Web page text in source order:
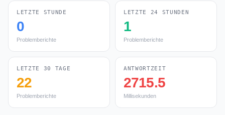
LETZTE STUNDE
0
Problemberichte
LETZTE 24 STUNDEN
1
Problemberichte
LETZTE 30 TAGE
22
Problemberichte
ANTWORTZEIT
2715.5
Millisekunden